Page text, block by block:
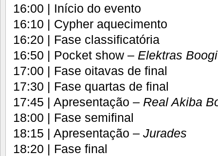
16:00 | Início do evento
16:10 | Cypher aquecimento
16:20 | Fase classificatória
16:50 | Pocket show – Elektras
17:00 | Fase oitavas de final
17:30 | Fase quartas de final
17:45 | Apresentação – Real Akiba
18:00 | Fase semifinal
18:15 | Apresentação – Jurades
18:20 | Fase final